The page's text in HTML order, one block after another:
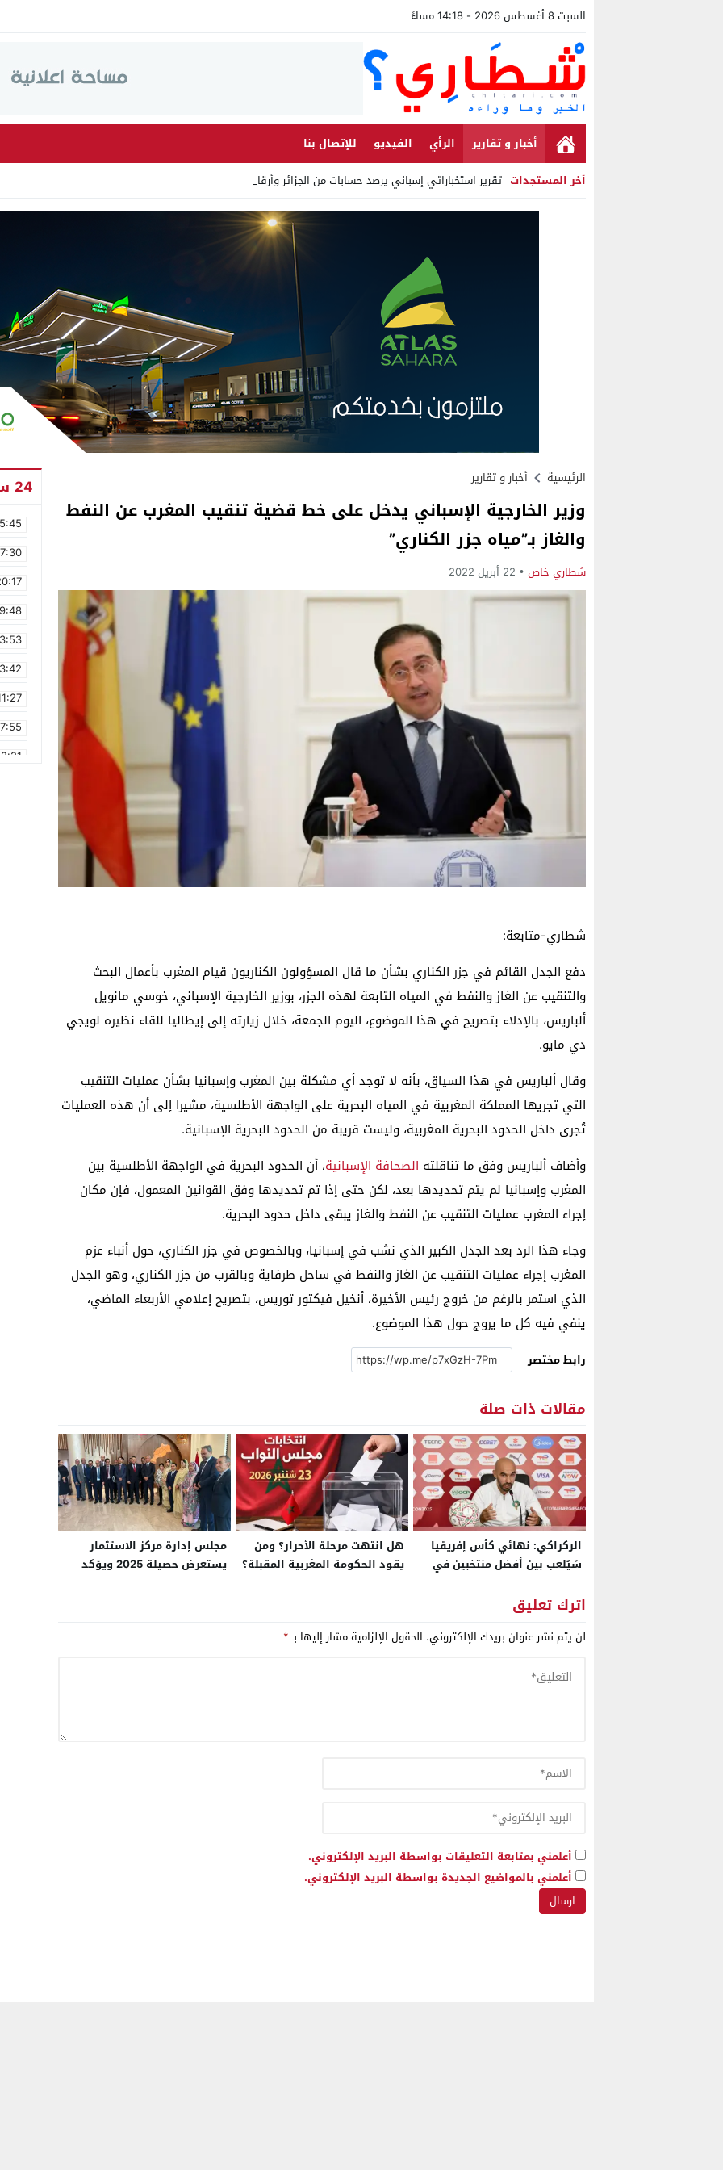
السبت 8 أغسطس 2026 - 14:18 مساءً
أخبار و تقارير الرأي الفيديو
للإتصال بنا
أخر المستجدات تقرير استخباراتي إسباني يرصد حسابات من الجزائر وأرقاما بـ”21_
Stop
الرئيسية أخبار و تقارير
وزير الخارجية الإسباني يدخل على خط قضية تنقيب المغرب عن النفط
والغاز بـ”مياه جزر الكناري”
شطاري خاص 22 أبريل 2022
شطاري-متابعة:
دفع الجدل القائم في جزر الكناري بشأن ما قال المسؤولون الكناريون قيام المغرب بأعمال البحث
والتنقيب عن الغاز والنفط في المياه التابعة لهذه الجزر، بوزير الخارجية الإسباني، خوسي مانويل
ألباريس، بالإدلاء بتصريح في هذا الموضوع، اليوم الجمعة، خلال زيارته إلى إيطاليا للقاء نظيره لويجي
دي مايو.
وقال ألباريس في هذا السياق، بأنه لا توجد أي مشكلة بين المغرب وإسبانيا بشأن عمليات التنقيب
التي تجريها المملكة المغربية في المياه البحرية على الواجهة الأطلسية، مشيرا إلى أن هذه العمليات
تُجرى داخل الحدود البحرية المغربية، وليست قريبة من الحدود البحرية الإسبانية.
وأضاف ألباريس وفق ما تناقلته الصحافة الإسبانية، أن الحدود البحرية في الواجهة الأطلسية بين
المغرب وإسبانيا لم يتم تحديدها بعد، لكن حتى إذا تم تحديدها وفق القوانين المعمول، فإن مكان
إجراء المغرب عمليات التنقيب عن النفط والغاز يبقى داخل حدود البحرية.
وجاء هذا الرد بعد الجدل الكبير الذي نشب في إسبانيا، وبالخصوص في جزر الكناري، حول أنباء عزم
المغرب إجراء عمليات التنقيب عن الغاز والنفط في ساحل طرفاية وبالقرب من جزر الكناري، وهو الجدل
الذي استمر بالرغم من خروج رئيس الأخيرة، أنخيل فيكتور توريس، بتصريح إعلامي الأربعاء الماضي،
ينفي فيه كل ما يروج حول هذا الموضوع.
رابط مختصر
مقالات ذات صلة
الركراكي: نهائي كأس إفريقيا
سَيُلعب بين أفضل منتخبين في
الراس” وسنفوز باللقب
هل انتهت مرحلة الأحرار؟ ومن
يقود الحكومة المغربية المقبلة؟
مجلس إدارة مركز الاستثمار
يستعرض حصيلة 2025 ويؤكد
اترك تعليق
لن يتم نشر عنوان بريدك الإلكتروني. الحقول الإلزامية مشار إليها بـ*
أعلمني بمتابعة التعليقات بواسطة البريد الإلكتروني.
أعلمني بالمواضيع الجديدة بواسطة البريد الإلكتروني.
24 ساعة